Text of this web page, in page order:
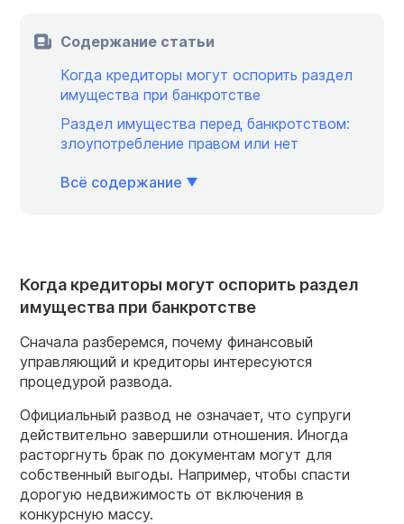
Содержание статьи
Когда кредиторы могут оспорить раздел
имущества при банкротстве
Раздел имущества перед банкротством:
злоупотребление правом или нет
Всё содержание
Когда кредиторы могут оспорить раздел
имущества при банкротстве
Сначала разберемся, почему финансовый
управляющий и кредиторы интересуются
процедурой развода.
Официальный развод не означает, что супруги
действительно завершили отношения. Иногда
расторгнуть брак по документам могут для
собственный выгоды. Например, чтобы спасти
дорогую недвижимость от включения в
конкурсную массу.